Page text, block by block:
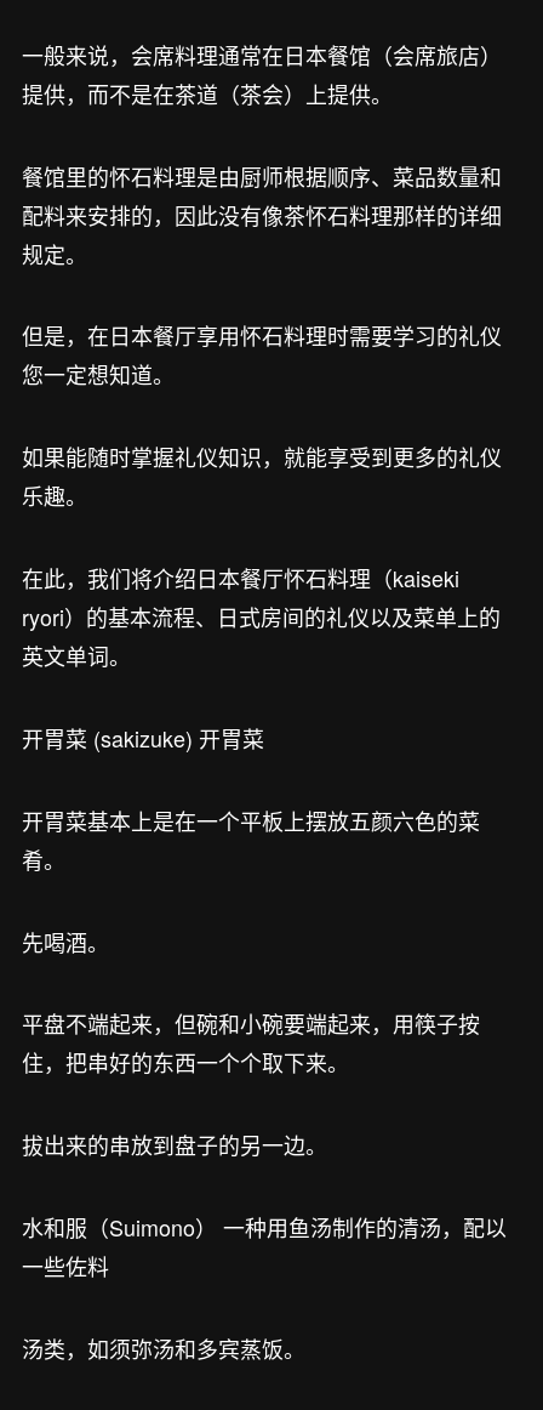
一般来说，会席料理通常在日本餐馆（会席旅店）
提供，而不是在茶道（茶会）上提供。
餐馆里的怀石料理是由厨师根据顺序、菜品数量和
配料来安排的，因此没有像茶怀石料理那样的详细
规定。
但是，在日本餐厅享用怀石料理时需要学习的礼仪
您一定想知道。
如果能随时掌握礼仪知识，就能享受到更多的礼仪
乐趣。
在此，我们将介绍日本餐厅怀石料理（kaiseki
ryori）的基本流程、日式房间的礼仪以及菜单上的
英文单词。
开胃菜 (sakizuke) 开胃菜
开胃菜基本上是在一个平板上摆放五颜六色的菜
肴。
先喝酒。
平盘不端起来，但碗和小碗要端起来，用筷子按
住，把串好的东西一个个取下来。
拔出来的串放到盘子的另一边。
水和服（Suimono） 一种用鱼汤制作的清汤，配以
一些佐料
汤类，如须弥汤和多宾蒸饭。